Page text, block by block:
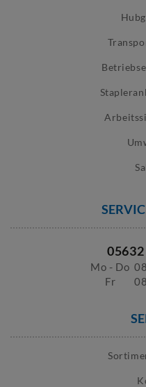
05632
Mo - Do
Fr